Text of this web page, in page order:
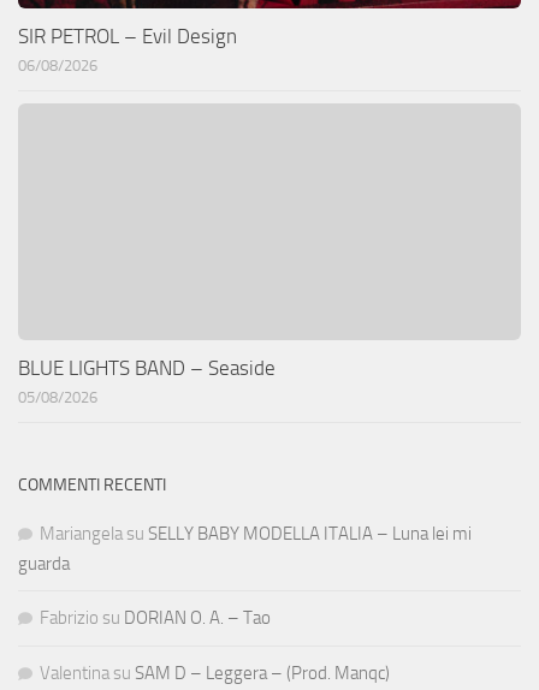
SIR PETROL – Evil Design
06/08/2026
BLUE LIGHTS BAND – Seaside
05/08/2026
COMMENTI RECENTI
Mariangela su SELLY BABY MODELLA ITALIA – Luna lei mi
guarda
Fabrizio su DORIAN O. A. – Tao
Valentina su SAM D – Leggera – (Prod. Manqc)